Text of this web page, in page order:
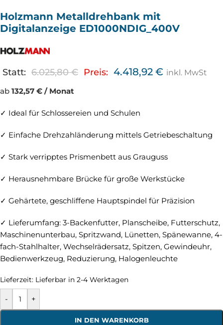
Holzmann Metalldrehbank mit
Digitalanzeige ED1000NDIG_400V
Statt: 6.025,80€ Preis: 4.418,92 € inkl. MwSt
ab 132,57 € / Monat
✓ Ideal für Schlossereien und Schulen
✓ Einfache Drehzahländerung mittels Getriebeschaltung
✓ Stark verripptes Prismenbett aus Grauguss
✓ Herausnehmbare Brücke für große Werkstücke
✓ Gehärtete, geschliffene Hauptspindel für Präzision
✓ Lieferumfang: 3-Backenfutter, Planscheibe, Futterschutz,
Maschinenunterbau, Spritzwand, Lünetten, Spänewanne, 4-
fach-Stahlhalter, Wechselrädersatz, Spitzen, Gewindeuhr,
Bedienwerkzeug, Reduzierung, Halogenleuchte
Lieferzeit: Lieferbar in 2-4 Werktagen
- +
IN DEN WARENKORB